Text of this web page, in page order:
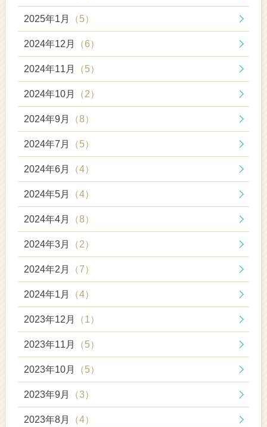
2025年1月 （5）
2024年12月 （6）
2024年11月 （5）
2024年10月 （2）
2024年9月 （8）
2024年7月 （5）
2024年6月 （4）
2024年5月 （4）
2024年4月 （8）
2024年3月 （2）
2024年2月 （7）
2024年1月 （4）
2023年12月 （1）
2023年11月 （5）
2023年10月 （5）
2023年9月 （3）
2023年8月 （4）